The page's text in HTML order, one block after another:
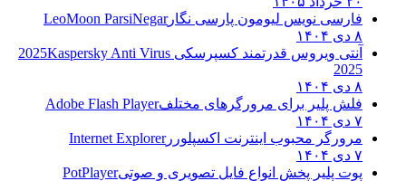
فارسی نویس لیومون پارسی نگارLeoMoon ParsiNegar
۸ دی ۱۴۰۴
آنتی ویروس قدرتمند کسپرسکی 2025 Kaspersky Anti Virus
2025
۸ دی ۱۴۰۴
فلش پلیر برای مرورگرهای مختلفAdobe Flash Player
۷ دی ۱۴۰۴
مرورگر محبوب اینترنت اکسپلوررInternet Explorer
۷ دی ۱۴۰۴
پوت پلیر پخش انواع فایل تصویری و صوتیPotPlayer